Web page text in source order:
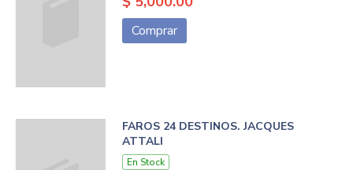
Comprar
FAROS 24 DESTINOS. JACQUES
ATTALI
En Stock